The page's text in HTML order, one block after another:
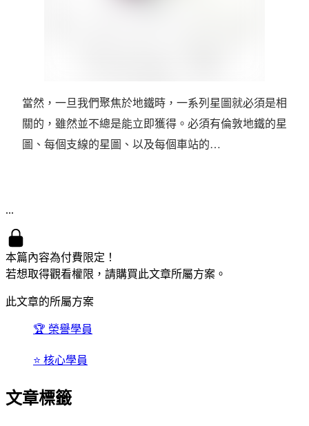
當然，一旦我們聚焦於地鐵時，一系列星圖就必須是相
關的，雖然並不總是能立即獲得。必須有倫敦地鐵的星
圖、每個支線的星圖、以及每個車站的…
...
本篇內容為付費限定！
若想取得觀看權限，請購買此文章所屬方案。
此文章的所屬方案
🏆 榮譽學員
⭐ 核心學員
文章標籤